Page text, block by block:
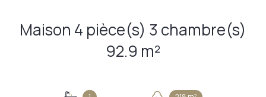
Maison 4 pièce(s) 3 chambre(s)
92.9 m²